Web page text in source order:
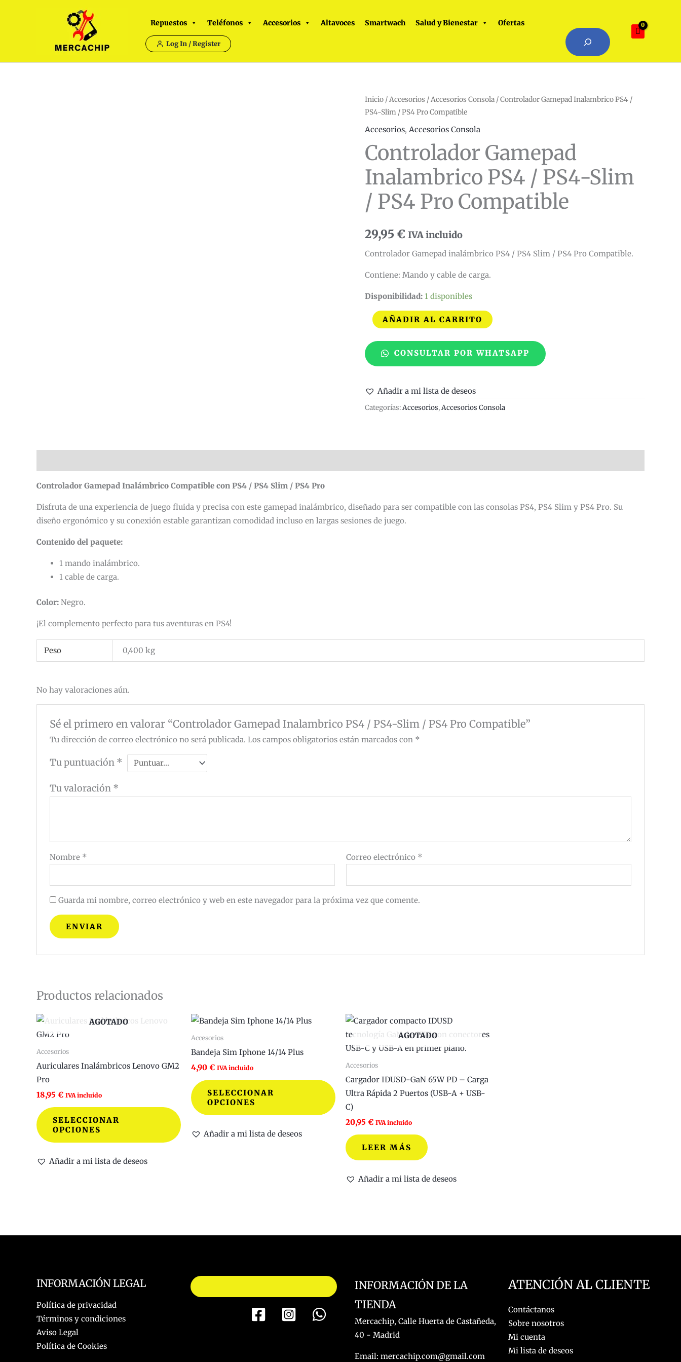
Repuestos Teléfonos Accesorios Altavoces Smartwach Salud y Bienestar Ofertas
Log In / Register
Cuando hay resultados
Inicio /Accesorios /Accesorios Consola / Controlador Gamepad Inalambrico PS4 /
PS4-Slim / PS4 Pro Compatible
Accesorios, Accesorios Consola
Controlador Gamepad
Inalambrico PS4 / PS4-Slim
/ PS4 Pro Compatible
29,95 € IVA incluido
Controlador Gamepad inalámbrico PS4 / PS4 Slim / PS4 Pro Compatible.
Contiene: Mando y cable de carga.
Disponibilidad: 1 disponibles
Controlador
Gamepad
Inalambrico
/
PS4-
Slim
PS4
Compatible
cantidad
AÑADIR AL CARRITO
CONSULTAR POR WHATSAPP
Añadir a mi lista de deseos
Categorías:Accesorios,Accesorios Consola
Controlador Gamepad Inalámbrico Compatible con PS4 / PS4 Slim / PS4 Pro
Disfruta de una experiencia de juego fluida y precisa con este gamepad inalámbrico, diseñado para ser compatible con las consolas PS4, PS4 Slim y PS4 Pro. Su
diseño ergonómico y su conexión estable garantizan comodidad incluso en largas sesiones de juego.
Contenido del paquete:
1 mando inalámbrico.
1 cable de carga.
Color: Negro.
¡El complemento perfecto para tus aventuras en PS4!
Peso 0,400 kg
No hay valoraciones aún.
Sé el primero en valorar “Controlador Gamepad Inalambrico PS4 / PS4-Slim / PS4 Pro Compatible”
Tu dirección de correo electrónico no será publicada. Los campos obligatorios están marcados con *
Tu puntuación *
Tu valoración *
Nombre * Correo electrónico *
Guarda mi nombre, correo electrónico y web en este navegador para la próxima vez que comente.
Productos relacionados
AGOTADO
Accesorios
Auriculares Inalámbricos Lenovo GM2
Pro
18,95 € IVA incluido
SELECCIONAR
OPCIONES
Este
producto
tiene
variantes.
Las
opciones
pueden
Añadir a mi lista de deseos
Accesorios
Bandeja Sim Iphone 14/14 Plus
4,90 € IVA incluido
SELECCIONAR
OPCIONES
Este
producto
tiene
múltiples
variantes.
Las
opciones
pueden
elegir
página
Añadir a mi lista de deseos
AGOTADO
Accesorios
Cargador IDUSD-GaN 65W PD – Carga
Ultra Rápida 2 Puertos (USB-A + USB-
C)
20,95 € IVA incluido
LEER MÁS
Añadir a mi lista de deseos
INFORMACIÓN LEGAL
Política de privacidad
Términos y condiciones
Aviso Legal
Política de Cookies
INFORMACIÓN DE LA
TIENDA
Mercachip, Calle Huerta de Castañeda,
40 - Madrid
Email: mercachip.com@gmail.com
ATENCIÓN AL CLIENTE
Contáctanos
Sobre nosotros
Mi cuenta
Mi lista de deseos